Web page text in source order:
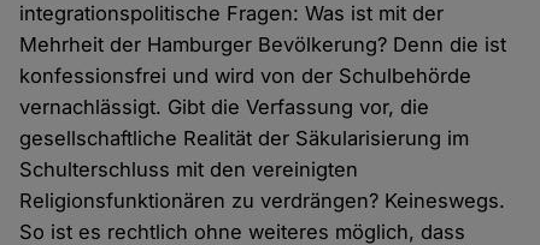
integrationspolitische Fragen: Was ist mit der
Mehrheit der Hamburger Bevölkerung? Denn die ist
konfessionsfrei und wird von der Schulbehörde
vernachlässigt. Gibt die Verfassung vor, die
gesellschaftliche Realität der Säkularisierung im
Schulterschluss mit den vereinigten
Religionsfunktionären zu verdrängen? Keineswegs.
So ist es rechtlich ohne weiteres möglich, dass